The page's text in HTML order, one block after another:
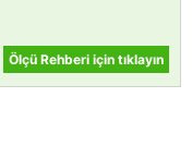
Ölçü Rehberi için tıklayın